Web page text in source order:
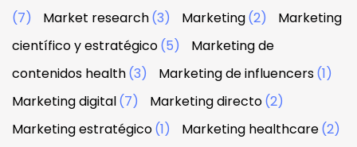
(7)
Market research(3) Marketing(2)
Marketing
científico y estratégico(5)
Marketing de
contenidos health(3) Marketing de influencers(1)
Marketing digital(7) Marketing directo(2)
Marketing estratégico(1) Marketing healthcare(2)